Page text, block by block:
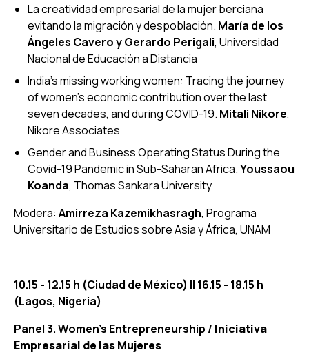
La creatividad empresarial de la mujer berciana
evitando la migración y despoblación. María de los
Ángeles Cavero y Gerardo Perigali, Universidad
Nacional de Educación a Distancia
India’s missing working women: Tracing the journey
of women’s economic contribution over the last
seven decades, and during COVID-19. Mitali Nikore,
Nikore Associates
Gender and Business Operating Status During the
Covid-19 Pandemic in Sub-Saharan Africa.Youssaou
Koanda, Thomas Sankara University
Modera: Amirreza Kazemikhasragh, Programa
Universitario de Estudios sobre Asia y África, UNAM
10.15 - 12.15 h (Ciudad de México) || 16.15 - 18.15 h
(Lagos, Nigeria)
Panel 3. Women's Entrepreneurship / Iniciativa
Empresarial de las Mujeres